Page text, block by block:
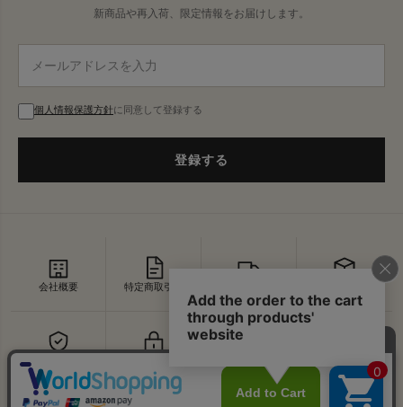
新商品や再入荷、限定情報をお届けします。
個人情報保護方針に同意して登録する
登録する
会社概要 特定商取引法
セキュリティ お問い合わせ